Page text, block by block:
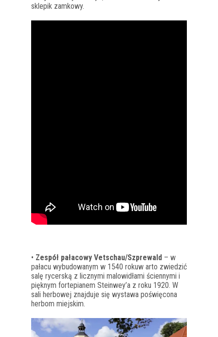
sklepik zamkowy.
• Zespół pałacowy Vetschau/Szprewald – w
pałacu wybudowanym w 1540 rokuw arto zwiedzić
salę rycerską z licznymi malowidłami ściennymi i
pięknym fortepianem Steinwey’a z roku 1920. W
sali herbowej znajduje się wystawa poświęcona
herbom miejskim.